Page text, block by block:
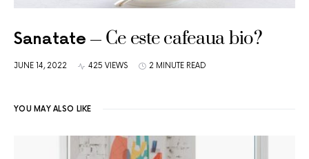
Sanatate Ce este cafeaua bio?
JUNE 14, 2022 425 VIEWS 2 MINUTE READ
YOU MAY ALSO LIKE